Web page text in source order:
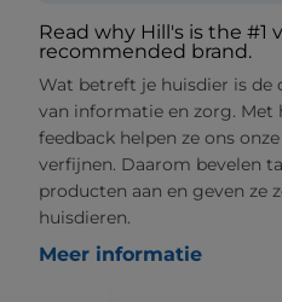
Read why Hill's is the #1
recommended brand.
Wat betreft je huisdier is de
van informatie en zorg. Met
feedback helpen ze ons
verfijnen. Daarom bevelen
producten aan en geven ze
huisdieren.
Meer informatie